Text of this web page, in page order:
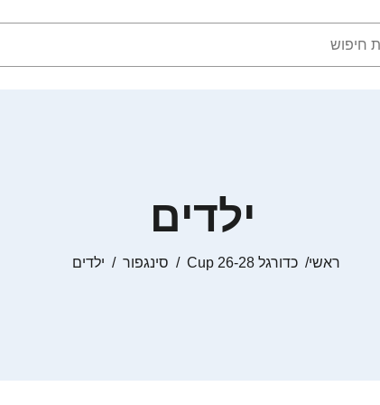
ילדים
ראשי כדורגל Cup 26-28 סינגפור ילדים